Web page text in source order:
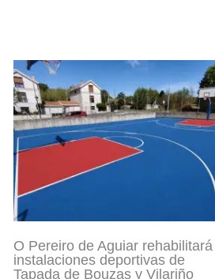
O Pereiro de Aguiar
instalaciones deportivas de
Tapada de Bouzas y Vilariño